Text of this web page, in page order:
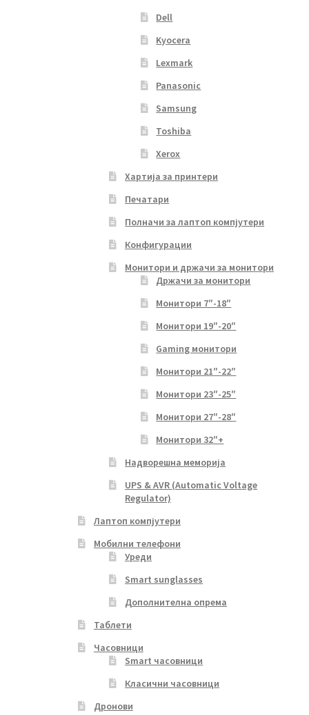
Dell
Kyocera
Lexmark
Panasonic
Samsung
Toshiba
Xerox
Хартија за принтери
Печатари
Полначи за лаптоп компјутери
Конфигурации
Монитори и држачи за монитори
Држачи за монитори
Монитори 7″-18″
Монитори 19″-20″
Gaming монитори
Монитори 21″-22″
Монитори 23″-25″
Монитори 27″-28″
Монитори 32″+
Надворешна меморија
UPS & AVR (Automatic Voltage
Regulator)
Лаптоп компјутери
Мобилни телефони
Уреди
Smart sunglasses
Дополнителна опрема
Таблети
Часовници
Smart часовници
Класични часовници
Дронови